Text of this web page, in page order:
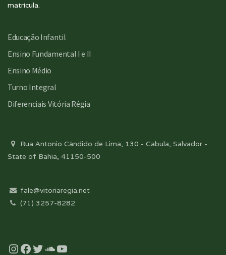
matrícula.
Educação Infantil
Ensino Fundamental I e II
Ensino Médio
Turno Integral
Diferenciais Vitória Régia
Rua Antonio Cândido de Lima, 130 - Cabula, Salvador -
State of Bahia, 41150-500
fale@vitoriaregia.net
(71) 3257-8282
Instagram
Facebook
Twitter
Soundcloud
YouTube